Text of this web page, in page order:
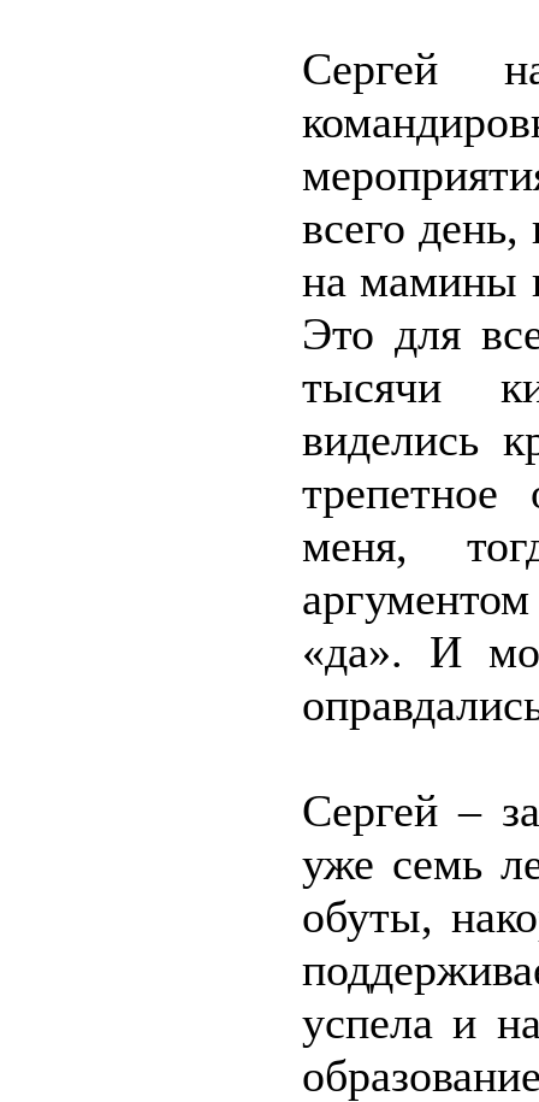
Сергей
всего день,
на мамины
Это для
тысячи
виделись
меня,
«да». И
Сергей –
уже семь
обуты,
успела и